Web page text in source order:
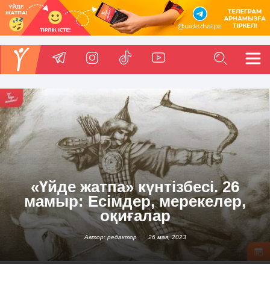
«Үйде жатпа» күнтізбесі. 26
мамыр: Есімдер, мерекелер,
оқиғалар
Автор: редактор 26 мая, 2023